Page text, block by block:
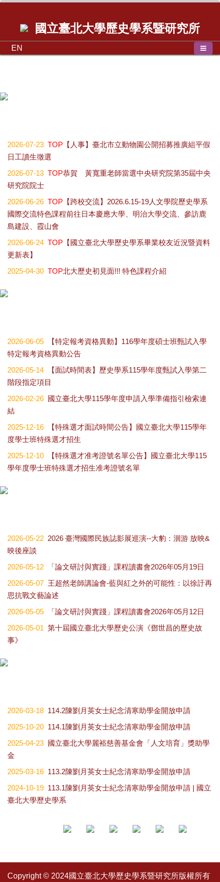
國立臺北大學歷史學系暨研究所
EN
2026-07-23 TOP 【人事】臺北市立動物園公開招募推廣組平假
日工讀生徵選
2026-07-13 TOP恭賀 黃寬重老師當選中央研究院第35屆中央
研究院院士
2026-06-26 TOP 【跨校交流】2026.6.15-19人文學院歷史學系
國際交流特色課程前往日本慶應大學、明治大學交流、參訪鹿
島建設、霞山會
2026-06-24 TOP 【國立臺北大學歷史學系畢業校友近況暨資料
更新表】
2025-04-30 TOP北大歷史初見面!!! 特色課程介紹
2026-06-05 【特定報考資格異動】116學年度碩士班甄試入學
特定報考資格異動公告
2026-05-14 【面試時間表】歷史學系115學年度甄試入學第二
階段指定項目
2026-02-26 國立臺北大學115學年度申請入學準備指引檢索連
結
2025-12-16 【特殊選才面試時間公告】國立臺北大學115學年
度學士班特殊選才招生
2025-12-10 【特殊選才准考證號名單公告】國立臺北大學115
學年度學士班特殊選才招生准考證號名單
2026-05-22 2026 臺灣國際民族誌影展巡演--大豹：洄游 放映&
映後座談
2026-05-12 「論文研討與實踐」課程讀書會2026年05月19日
2026-05-07 王超然老師講論會-藍與紅之外的可能性：以徐訏再
思抗戰文藝論述
2026-05-05 「論文研討與實踐」課程讀書會2026年05月12日
2026-05-01 第十屆國立臺北大學歷史公演《鄧世昌的歷史故
事》
2026-03-18 114.2陳劉月英女士紀念清寒助學金開放申請
2025-10-20 114.1陳劉月英女士紀念清寒助學金開放申請
2025-04-23 國立臺北大學麗裕慈善基金會「人文培育」獎助學
金
2025-03-16 113.2陳劉月英女士紀念清寒助學金開放申請
2024-10-19 113.1陳劉月英女士紀念清寒助學金開放申請 | 國立
臺北大學歷史學系
Copyright © 2024國立臺北大學歷史學系暨研究所版權所有